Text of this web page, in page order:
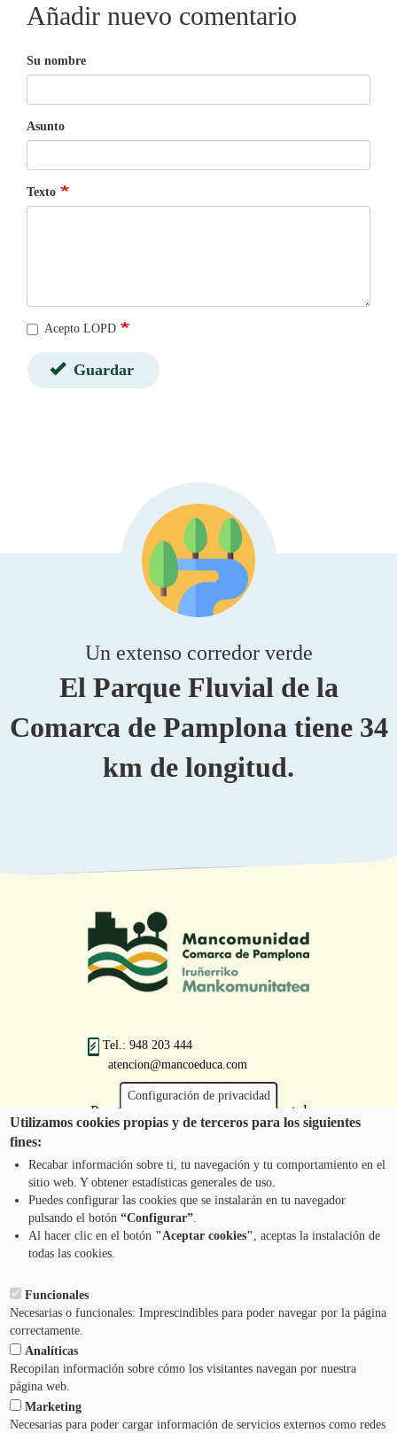
Añadir nuevo comentario
Su nombre
Asunto
Texto
Acepto LOPD
Guardar
Un extenso corredor verde
El Parque Fluvial de la
Comarca de Pamplona tiene 34
km de longitud.
Tel.: 948 203 444
atencion@mancoeduca.com
Programa de Educación Ambiental
Escolar de la Mancomunidad de la
Pie
CONTÁCTANOS
CONDICIONES DEL SERVICIO
POLÍTICA DE PRIVACIDAD
Configuración de privacidad
Utilizamos cookies propias y de terceros para los siguientes
fines:
Recabar información sobre ti, tu navegación y tu comportamiento en el
sitio web. Y obtener estadísticas generales de uso.
Puedes configurar las cookies que se instalarán en tu navegador
pulsando el botón“Configurar”.
Al hacer clic en el botón "Aceptar cookies", aceptas la instalación de
todas las cookies.
Funcionales
Necesarias o funcionales: Imprescindibles para poder navegar por la página
correctamente.
Analíticas
Recopilan información sobre cómo los visitantes navegan por nuestra
página web.
Marketing
Necesarias para poder cargar información de servicios externos como redes